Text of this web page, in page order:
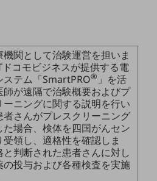
紹介
機関として治験運営を担いま
ドコモビジネスが提供する電
ステム「SmartPRO® 」を活
師が遠隔で治験概要およびプ
ーニングに関する説明を行い
者さんがプレスクリーニング
た場合、検体を四国がんセン
受領し、適格性を確認しま
と判断された患者さんに対し
の投与および各種検査を実施